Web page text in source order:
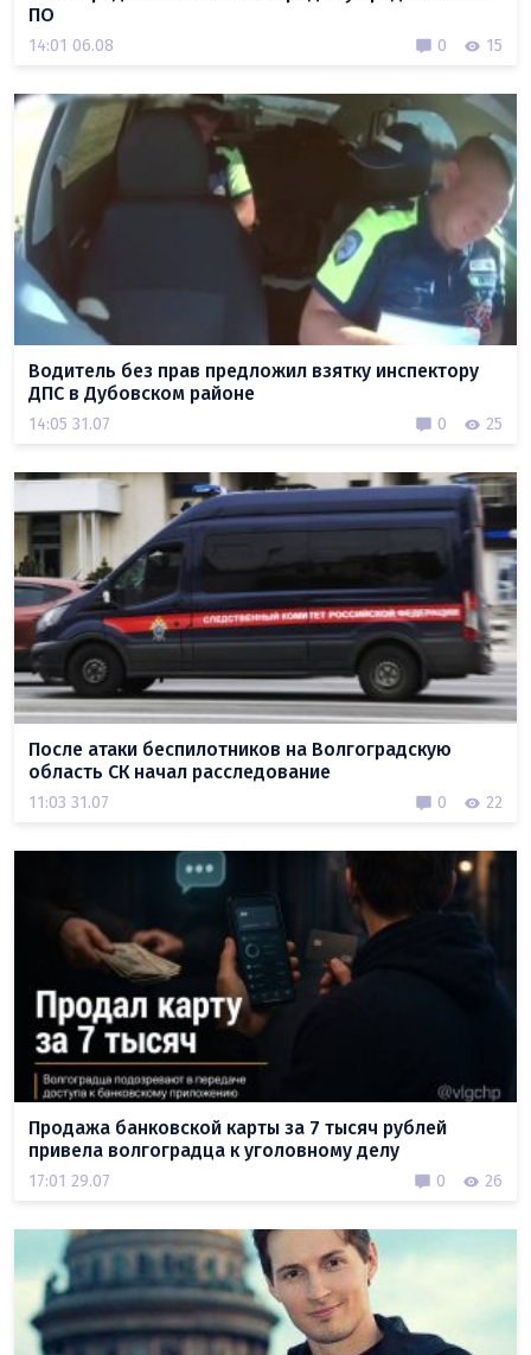
ПО
14:01 06.08 0 15
Водитель без прав предложил взятку инспектору
ДПС в Дубовском районе
14:05 31.07 0 25
После атаки беспилотников на Волгоградскую
область СК начал расследование
11:03 31.07 0 22
Продажа банковской карты за 7 тысяч рублей
привела волгоградца к уголовному делу
17:01 29.07 0 26